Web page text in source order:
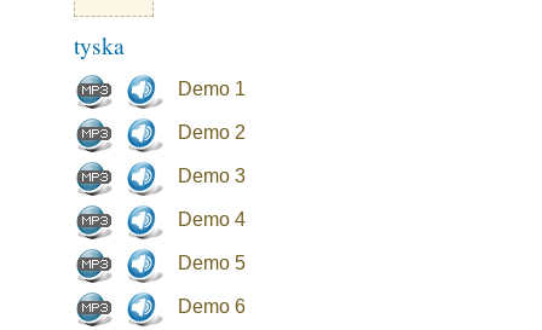
tyska
Demo 1
Demo 2
Demo 3
Demo 4
Demo 5
Demo 6